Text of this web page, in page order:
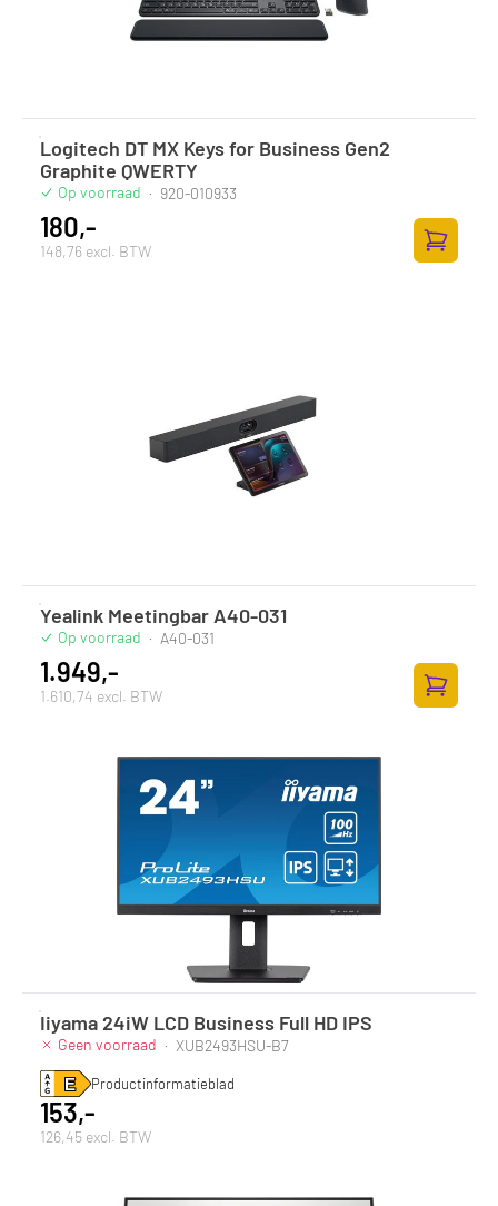
Logitech DT MX Keys for Business Gen2
Graphite QWERTY
Op voorraad · 920-010933
180,-
148,76 excl. BTW
Yealink Meetingbar A40-031
Op voorraad · A40-031
1.949,-
1.610,74 excl. BTW
Iiyama 24iW LCD Business Full HD IPS
Geen voorraad · XUB2493HSU-B7
Productinformatieblad
153,-
126,45 excl. BTW